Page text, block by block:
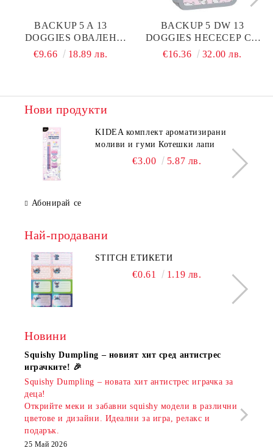
BACKUP 5 A 13
DOGGIES ОВАЛЕН
НЕСЕСЕР
€9.66 18.89 лв.
BACKUP 5 DW 13
DOGGIES НЕСЕСЕР С 2
ЦИПА, ПЪЛЕН
€16.36 32.00 лв.
Нови продукти
KIDEA комплект ароматизирани
моливи и гуми Котешки лапи
€3.00 5.87 лв.
Абонирай се
Най-продавани
STITCH ЕТИКЕТИ
€0.61 1.19 лв.
Новини
Squishy Dumpling – новият хит сред антистрес
играчките! 🎉
Squishy Dumpling – новата хит антистрес играчка за
деца!
Открийте меки и забавни squishy модели в различни
цветове и дизайни. Идеални за игра, релакс и
подарък.
25 Май 2026